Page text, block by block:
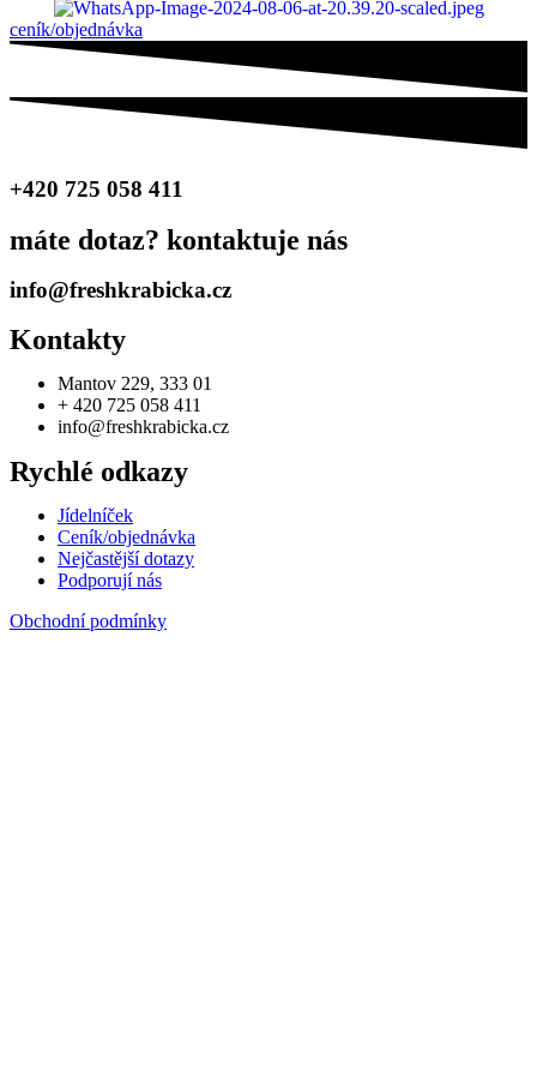
ceník/objednávka
+420 725 058 411
máte dotaz? kontaktuje nás
info@freshkrabicka.cz
Kontakty
Mantov 229, 333 01
+ 420 725 058 411
info@freshkrabicka.cz
Rychlé odkazy
Jídelníček
Ceník/objednávka
Nejčastější dotazy
Podporují nás
Obchodní podmínky